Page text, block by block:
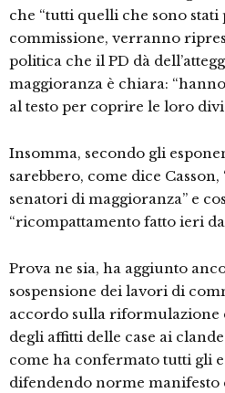
che “tutti quelli che sono stati
commissione, verranno
politica che il PD dà
maggioranza è chiara:
al testo per coprire le loro
Insomma, secondo gli
sarebbero, come dice
senatori di maggioranza” e
“ricompattamento fatto ieri
Prova ne sia, ha aggiunto
sospensione dei lavori di
accordo sulla riformulazione
degli affitti delle case ai
come ha confermato tutti gli
difendendo norme manifesto